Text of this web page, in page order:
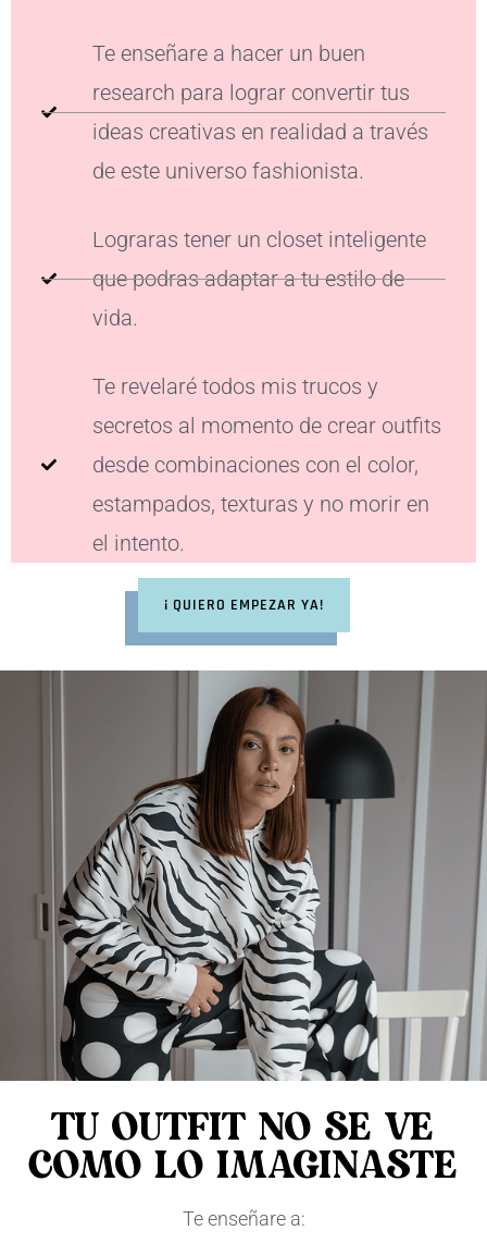
Te enseñare a hacer un buen
research para lograr convertir tus
ideas creativas en realidad a través
de este universo fashionista.
Lograras tener un closet inteligente
que podras adaptar a tu estilo de
vida.
Te revelaré todos mis trucos y
secretos al momento de crear outfits
desde combinaciones con el color,
estampados, texturas y no morir en
el intento.
¡ QUIERO EMPEZAR YA!
TU OUTFIT NO SE VE
COMO LO IMAGINASTE
Te enseñare a: